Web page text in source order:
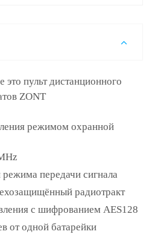
пульт дистанционного
ZONT
режимом охранной
передачи сигнала
радиотракт
с шифрованием AES128
от одной батарейки